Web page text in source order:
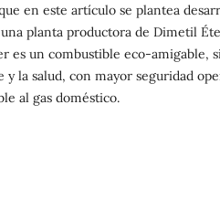
en este artículo se plantea
planta productora de Dimetil
es un combustible eco-amigable,
y la salud, con mayor seguridad
al gas doméstico.